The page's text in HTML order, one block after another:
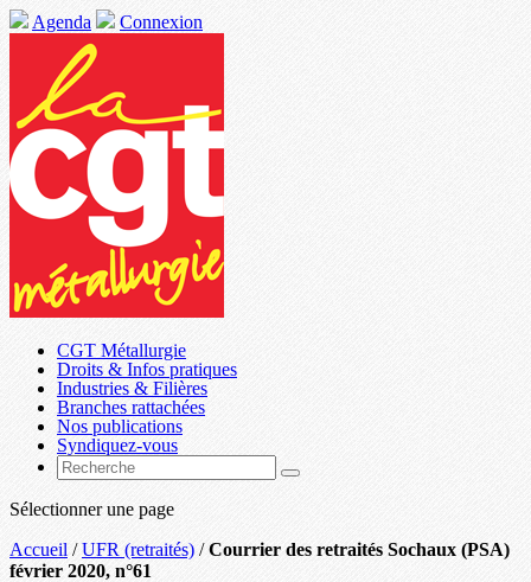
Agenda Connexion
CGT Métallurgie
Droits & Infos pratiques
Industries & Filières
Branches rattachées
Nos publications
Syndiquez-vous
Sélectionner une page
Accueil /UFR (retraités) /Courrier des retraités Sochaux (PSA)
février 2020, n°61